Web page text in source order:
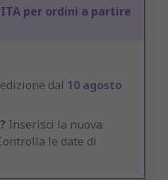
per ordini a partire
dal 10 agosto
Inserisci la nuova
le date di